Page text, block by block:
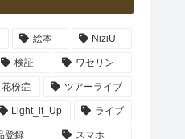
絵本 NiziU
検証 ワセリン
花粉症 ツアーライブ
Light_it_Up ライブ
登録 スマホ